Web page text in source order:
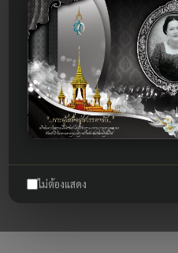
ไม่ต้องแสดง
รับเรื่อง